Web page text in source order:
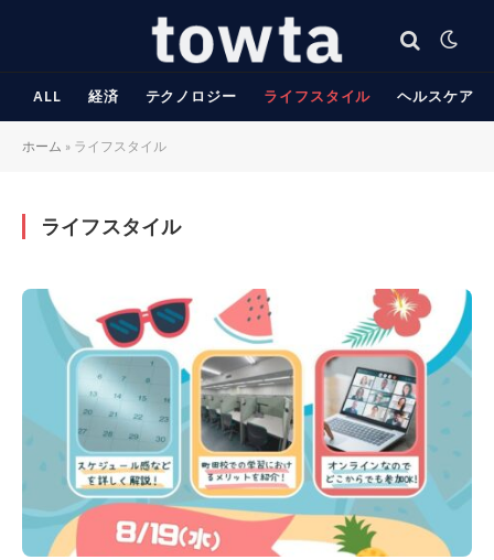
ALL 経済 テクノロジー ライフスタイル ヘルスケア
ホーム » ライフスタイル
ライフスタイル